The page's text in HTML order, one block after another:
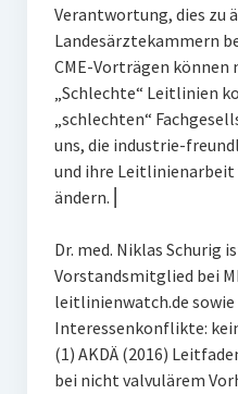
Verantwortung, dies zu
Landesärztekammern
CME-Vorträgen können
„Schlechte“ Leitlinien
„schlechten“
uns, die industrie-
und ihre Leitlinienarbeit
ändern. ⎜
Dr. med. Niklas Schurig
Vorstandsmitglied bei
leitlinienwatch.de sowie
Interessenkonflikte:
(1) AKDÄ (2016)
bei nicht valvulärem